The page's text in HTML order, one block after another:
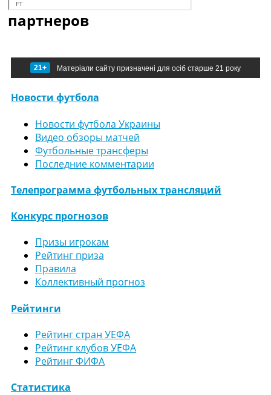
партнеров
21+ Матеріали сайту призначені для осіб старше 21 року
Новости футбола
Новости футбола Украины
Видео обзоры матчей
Футбольные трансферы
Последние комментарии
Телепрограмма футбольных трансляций
Конкурс прогнозов
Призы игрокам
Рейтинг приза
Правила
Коллективный прогноз
Рейтинги
Рейтинг стран УЕФА
Рейтинг клубов УЕФА
Рейтинг ФИФА
Статистика